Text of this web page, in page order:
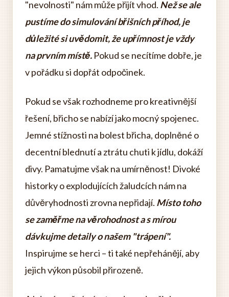
"nevolnosti" nám může přijít vhod. Než se ale
pustíme do simulování břišních příhod, je
důležité si uvědomit, že upřímnost je vždy
na prvním místě. Pokud se necítíme dobře, je
v pořádku si dopřát odpočinek.
Pokud se však rozhodneme pro kreativnější
řešení, břicho se nabízí jako mocný spojenec.
Jemné stížnosti na bolest břicha, doplněné o
decentní blednutí a ztrátu chuti k jídlu, dokáží
divy. Pamatujme však na umírněnost! Divoké
historky o explodujících žaludcích nám na
důvěryhodnosti zrovna nepřidají. Místo toho
se zaměřme na věrohodnost a s mírou
dávkujme detaily o našem "trápení".
Inspirujme se herci – ti také nepřehánějí, aby
jejich výkon působil přirozeně.